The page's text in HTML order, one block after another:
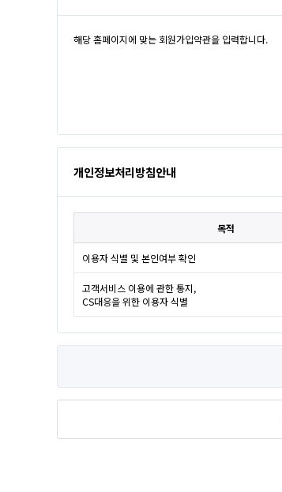
개인정보처리방침안내
목적
이용자 식별 및 본인여부 확인
고객서비스 이용에 관한 통지,
CS대응을 위한 이용자 식별